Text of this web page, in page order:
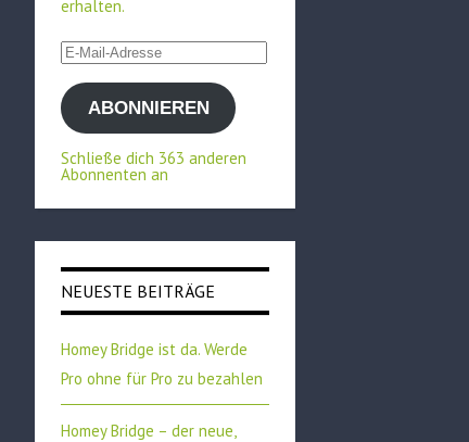
erhalten.
E-
Mail-
AdresseABONNIEREN
Schließe dich 363 anderen
Abonnenten an
NEUESTE BEITRÄGE
Homey Bridge ist da. Werde
Pro ohne für Pro zu bezahlen
Homey Bridge – der neue,